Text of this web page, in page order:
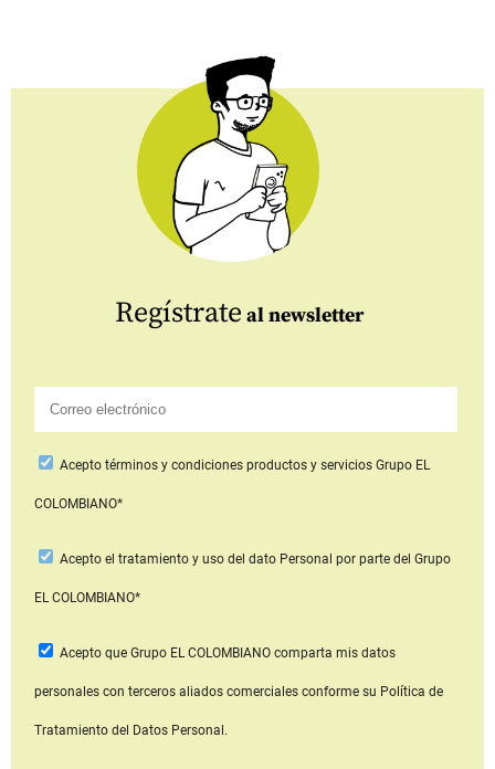
Regístrate al newsletter
Aceptotérminos y condiciones productos y serviciosGrupo EL
COLOMBIANO*
Acepto el tratamiento y uso del dato Personal por parte del Grupo
EL COLOMBIANO*
Acepto que Grupo EL COLOMBIANOcomparta mis datos
personales con terceros aliados comerciales conforme su Política de
Tratamiento del Datos Personal.